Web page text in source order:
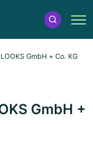
GmbH + Co. KG
GmbH +